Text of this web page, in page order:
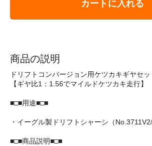
カートに入れる
商品の説明
ドリフトコンバージョン用ケツカキギヤセッ
【ギヤ比1：1.56でマイルドケツカキ走行】
■□■用途■□■
・イーグル製ドリフトシャーシ（
■□■商品説明■□■